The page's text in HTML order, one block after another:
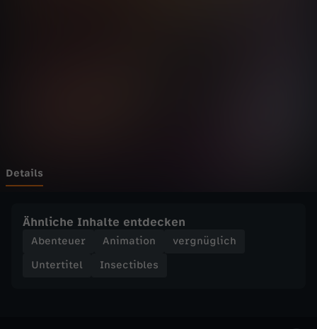
3
.
Details
Ähnliche Inhalte entdecken
Abenteuer Animation
vergnüglich
Untertitel
Insectibles